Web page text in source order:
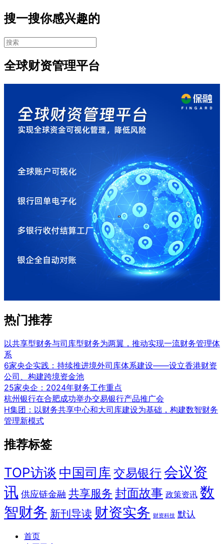
搜一搜你感兴趣的
全球财资管理平台
热门推荐
以共享型财务与司库型财务为两翼，推动实现一流财务管理体
系
6家央企实践：持续推进境外司库体系建设——设立香港财资
公司、构建跨境资金池
25家央企：2024年财务工作重点
杭州银行在合肥成功举办交易银行产品推广会
H集团：以财务共享中心和大司库建设为基础，构建数智财务
管理新模式
推荐标签
TOP访谈 中国司库 交易银行会议资
讯 供应链金融 共享服务 封面故事 政策资讯 数
智财务 新刊导读 财资实务 财资科技 默认
首页